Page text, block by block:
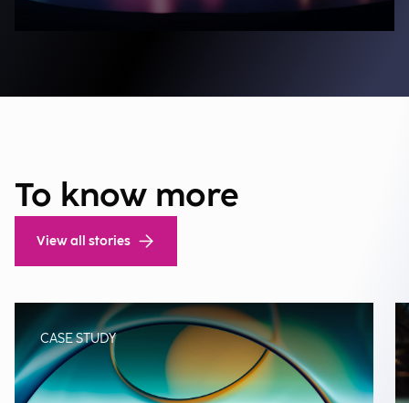
To know more
View all stories
CASE STUDY